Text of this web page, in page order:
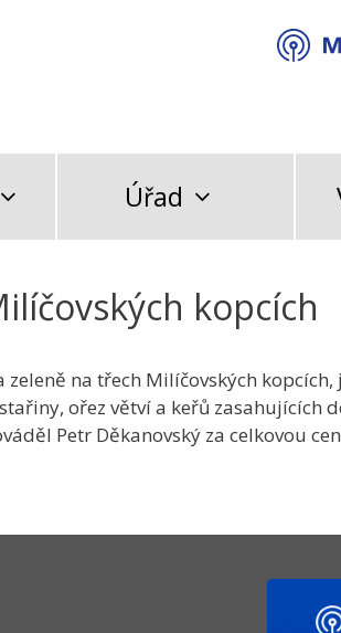
Úřad
kopcích
na třech Milíčovských kopcích,
ořez větví a keřů zasahujících
Petr Děkanovský za celkovou